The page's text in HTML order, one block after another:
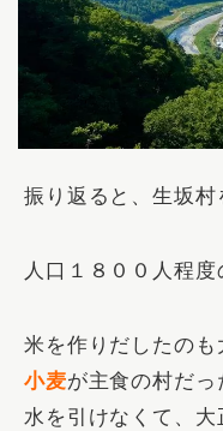
振り返ると、生坂村
人口１８００人程度
米を作りだしたの
小麦が主食の村だっ
水を引けなくて、大